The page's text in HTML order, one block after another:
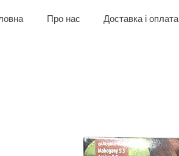
Про нас Доставка і оплата